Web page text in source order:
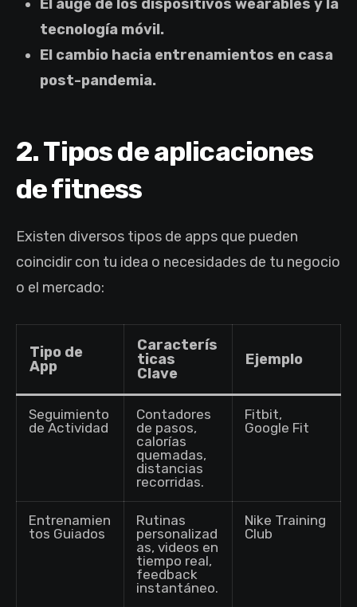
El auge de los dispositivos wearables y la
tecnología móvil.
El cambio hacia entrenamientos en casa
post-pandemia.
2. Tipos de aplicaciones
de fitness
Existen diversos tipos de apps que pueden
coincidir con tu idea o necesidades de tu negocio
o el mercado:
Tipo de
App
Caracterís
ticas
Clave
Ejemplo
Seguimiento
de Actividad
Contadores
de pasos,
calorías
quemadas,
distancias
recorridas.
Fitbit,
Google Fit
Entrenamien
tos Guiados
Rutinas
personalizad
as, videos en
tiempo real,
feedback
instantáneo.
Nike Training
Club